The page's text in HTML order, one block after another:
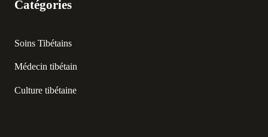
Catégories
Soins Tibétains
Médecin tibétain
Culture tibétaine